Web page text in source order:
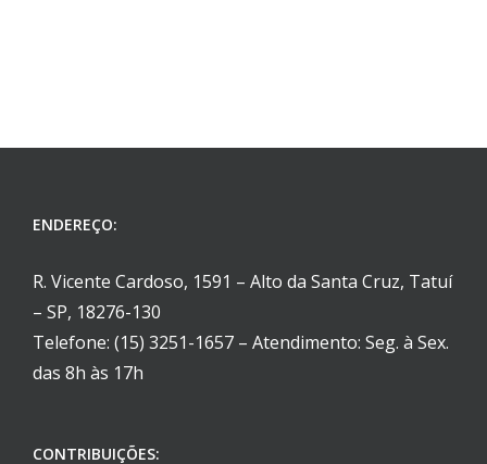
ENDEREÇO:
R. Vicente Cardoso, 1591 – Alto da Santa Cruz, Tatuí
– SP, 18276-130
Telefone: (15) 3251-1657 – Atendimento: Seg. à Sex.
das 8h às 17h
CONTRIBUIÇÕES: